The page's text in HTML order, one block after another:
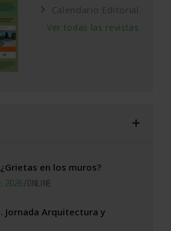
Calendario Editorial
Ver todas las revistas
¿Grietas en los muros?
2026/ONLINE
Jornada Arquitectura y